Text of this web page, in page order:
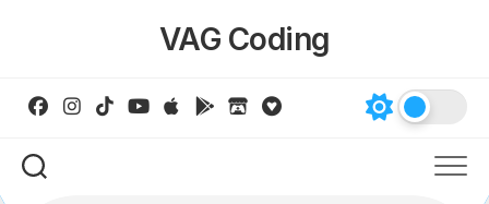
VAG Coding